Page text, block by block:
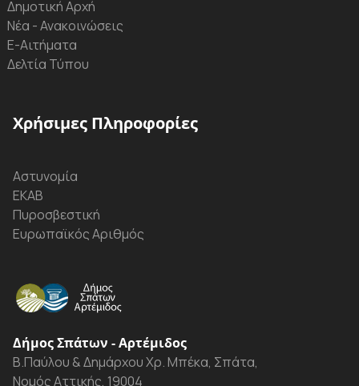
Δημοτική Αρχή
Νέα - Ανακοινώσεις
Ε-Αιτήματα
Δελτία Τύπου
Χρήσιμες Πληροφορίες
Αστυνομία
ΕΚΑΒ
Πυροσβεστική
Ευρωπαϊκός Αριθμός
Δήμος Σπάτων - Αρτέμιδος
Β.Παύλου & Δημάρχου Χρ. Μπέκα, Σπάτα,
Νομός Αττικής, 19004